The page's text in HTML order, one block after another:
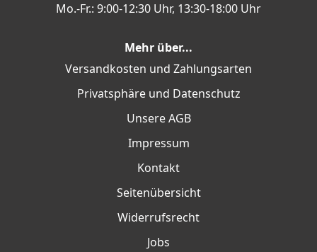
Mo.-Fr.: 9:00-12:30 Uhr, 13:30-18:00 Uhr
Mehr über...
Versandkosten und Zahlungsarten
Privatsphäre und Datenschutz
Unsere AGB
Impressum
Kontakt
Seitenübersicht
Widerrufsrecht
Jobs